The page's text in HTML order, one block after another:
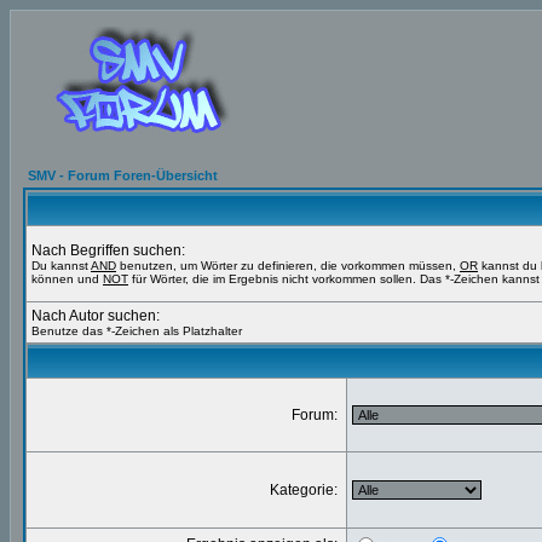
SMV - Forum Foren-Übersicht
Nach Begriffen suchen:
Du kannstAND benutzen, um Wörter zu definieren, die vorkommen müssen, OR kannst du
können und NOT für Wörter, die im Ergebnis nicht vorkommen sollen. Das *-Zeichen
Nach Autor suchen:
Benutze das *-Zeichen als Platzhalter
Forum:
Kategorie: